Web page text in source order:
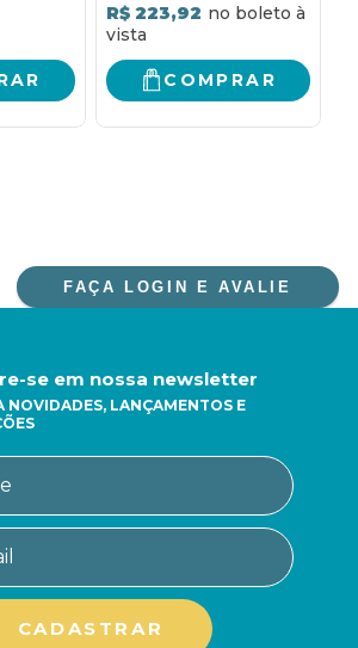
R$ 223,92
COMPRAR
FAÇA LOGIN E AVALIE
se em nossa newsletter
NOVIDADES, LANÇAMENTOS E